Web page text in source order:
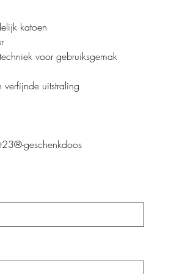
katoen
voor gebruiksgemak
uitstraling
geschenkdoos